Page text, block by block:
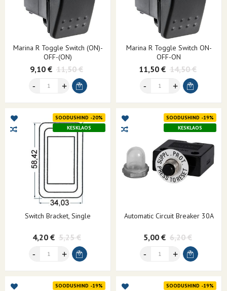
Marina R Toggle Switch (ON)-
OFF-(ON)
9,10 € 11,50 €
Marina R Toggle Switch ON-
OFF-ON
11,50 € 14,50 €
SOODUSHIND -20%
KESKLAOS
Switch Bracket, Single
4,20 € 5,25 €
SOODUSHIND -19%
KESKLAOS
Automatic Circuit Breaker 30A
5,00 € 6,20 €
SOODUSHIND -19%
SOODUSHIND -19%